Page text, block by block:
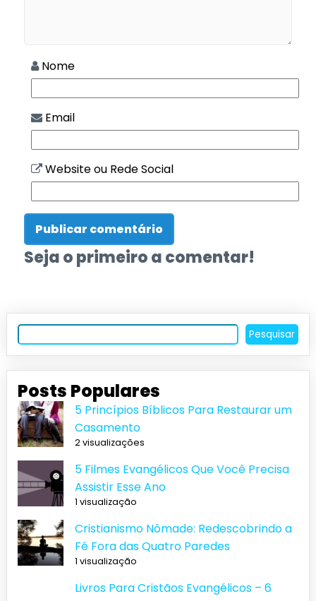
Nome
Email
Website ou Rede Social
Seja o primeiro a comentar!
Pesquisar
Posts Populares
5 Princípios Bíblicos Para Restaurar um
Casamento
2 visualizações
5 Filmes Evangélicos Que Você Precisa
Assistir Esse Ano
1 visualização
Cristianismo Nômade: Redescobrindo a
Fé Fora das Quatro Paredes
1 visualização
Livros Para Cristãos Evangélicos – 6